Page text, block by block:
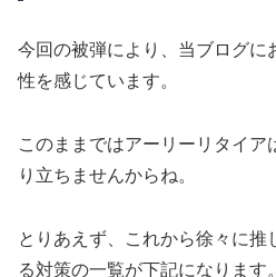
今回の被弾により、当ブログ
性を感じています。
このままではアーリーリタイ
り立ちませんからね。
とりあえず、これから徐々に
る対策の一覧が下記になります。